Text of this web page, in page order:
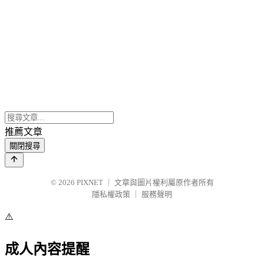
推薦文章
關閉搜尋
© 2026 PIXNET
文章與圖片權利屬原作者所有
隱私權政策
服務聲明
⚠️
成人內容提醒